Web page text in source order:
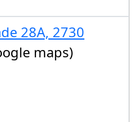
28A, 2730
maps)